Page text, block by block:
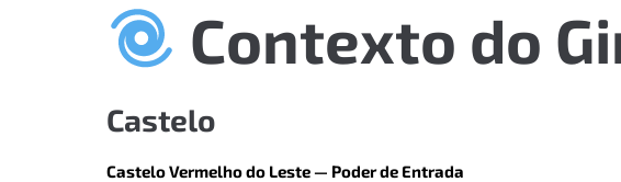
Contexto do
Castelo
Castelo Vermelho do Leste — Poder de Entrada